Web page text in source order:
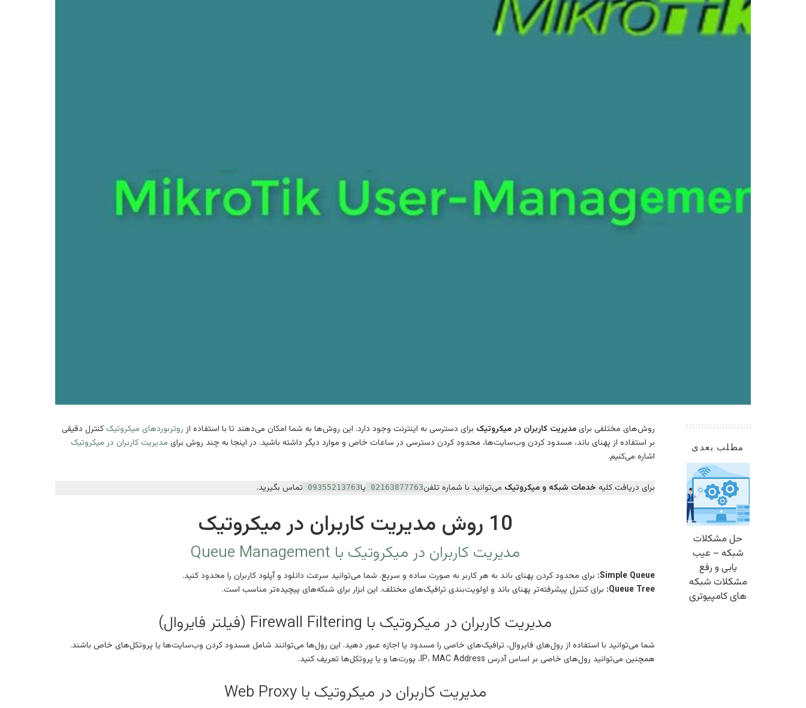
مطلب بعدی
حل مشکلات
شبکه – عیب
یابی و رفع
مشکلات شبکه
های کامپیوتری
روش‌های مختلفی برایمدیریت کاربران در میکروتیک برای دسترسی به اینترنت وجود دارد. این روش‌ها به شما امکان می‌دهند تا با استفاده از روتربوردهای میکروتیک کنترل دقیقی
بر استفاده از پهنای باند، مسدود کردن وب‌سایت‌ها، محدود کردن دسترسی در ساعات خاص و موارد دیگر داشته باشید. در اینجا به چند روش برای مدیریت کاربران در میکروتیک
اشاره می‌کنیم.
برای دریافت کلیه خدمات شبکه و میکروتیک می‌توانید با شماره تلفن02163877763 یا09355213763 تماس بگیرید.
10 روش‌ مدیریت کاربران در میکروتیک
مدیریت کاربران در میکروتیک با Queue Management
Simple Queue: برای محدود کردن پهنای باند به هر کاربر به صورت ساده و سریع. شما می‌توانید سرعت دانلود و آپلود کاربران را محدود کنید.
Queue Tree: برای کنترل پیشرفته‌تر پهنای باند و اولویت‌بندی ترافیک‌های مختلف. این ابزار برای شبکه‌های پیچیده‌تر مناسب است.
مدیریت کاربران در میکروتیک با Firewall Filtering (فیلتر فایروال)
شما می‌توانید با استفاده از رول‌های فایروال، ترافیک‌های خاصی را مسدود یا اجازه عبور دهید. این رول‌ها می‌توانند شامل مسدود کردن وب‌سایت‌ها یا پروتکل‌های خاص باشند.
همچنین می‌توانید رول‌های خاصی بر اساس آدرس IP، MAC Address، پورت‌ها و یا پروتکل‌ها تعریف کنید.
مدیریت کاربران در میکروتیک با Web Proxy